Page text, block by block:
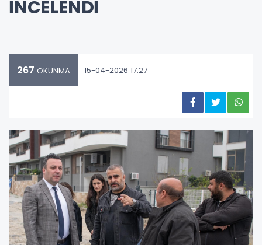
İNCELENDİ
267 OKUNMA 15-04-2026 17:27